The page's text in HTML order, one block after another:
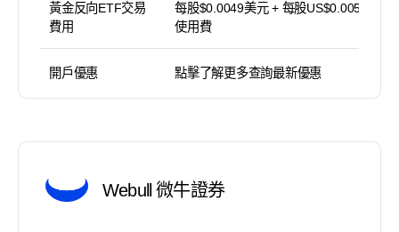
黃金反向ETF交易
費用
每股$0.0049美元 + 每股US$0.005平台
使用費
開戶優惠 點擊了解更多查詢最新優惠
Webull 微牛證券